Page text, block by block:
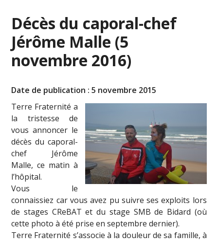
Décès du caporal-chef
Jérôme Malle (5
novembre 2016)
Date de publication : 5 novembre 2015
Terre Fraternité a
la tristesse de
vous annoncer le
décès du caporal-
chef Jérôme
Malle, ce matin à
l’hôpital.
Vous le
connaissiez car vous avez pu suivre ses exploits lors
de stages CReBAT et du stage SMB de Bidard (où
cette photo à été prise en septembre dernier).
Terre Fraternité s’associe à la douleur de sa famille, à